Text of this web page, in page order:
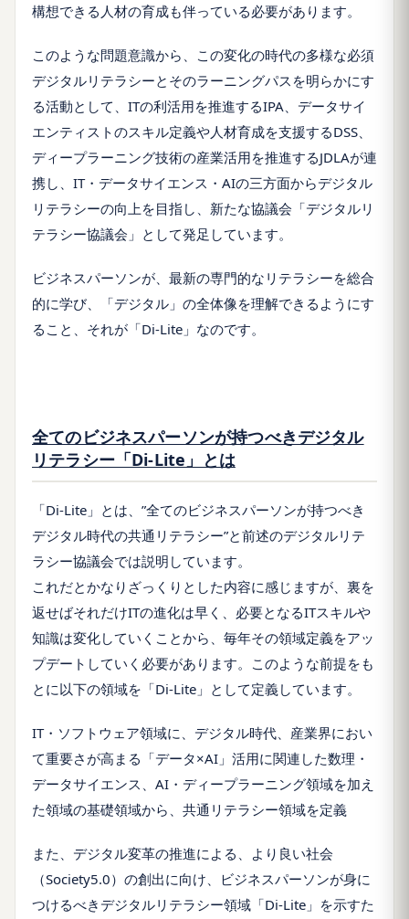
構想できる人材の育成も伴っている必要があります。
このような問題意識から、この変化の時代の多様な必須
デジタルリテラシーとそのラーニングパスを明らかにす
る活動として、ITの利活用を推進するIPA、データサイ
エンティストのスキル定義や人材育成を支援するDSS、
ディープラーニング技術の産業活用を推進するJDLAが連
携し、IT・データサイエンス・AIの三方面からデジタル
リテラシーの向上を目指し、新たな協議会「デジタルリ
テラシー協議会」として発足しています。
ビジネスパーソンが、最新の専門的なリテラシーを総合
的に学び、「デジタル」の全体像を理解できるようにす
ること、それが「Di-Lite」なのです。
全てのビジネスパーソンが持つべきデジタル
リテラシー「Di-Lite」とは
「Di-Lite」とは、”全てのビジネスパーソンが持つべき
デジタル時代の共通リテラシー”と前述のデジタルリテ
ラシー協議会では説明しています。
これだとかなりざっくりとした内容に感じますが、裏を
返せばそれだけITの進化は早く、必要となるITスキルや
知識は変化していくことから、毎年その領域定義をアッ
プデートしていく必要があります。このような前提をも
とに以下の領域を「Di-Lite」として定義しています。
IT・ソフトウェア領域に、デジタル時代、産業界におい
て重要さが高まる「データ×AI」活用に関連した数理・
データサイエンス、AI・ディープラーニング領域を加え
た領域の基礎領域から、共通リテラシー領域を定義
また、デジタル変革の推進による、より良い社会
（Society5.0）の創出に向け、ビジネスパーソンが身に
つけるべきデジタルリテラシー領域「Di-Lite」を示すた